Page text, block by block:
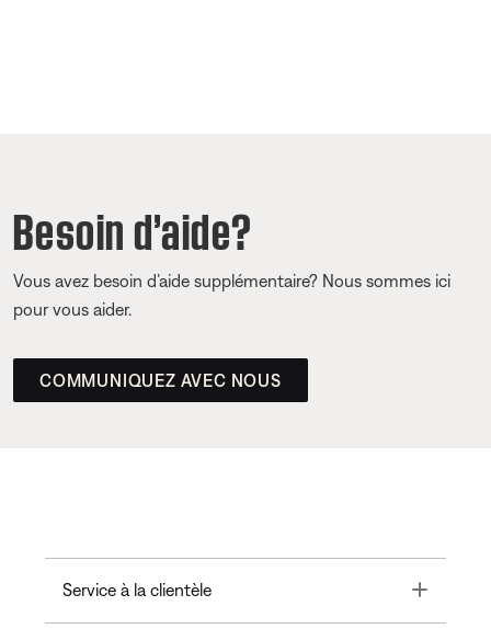
Besoin d’aide?
Vous avez besoin d’aide supplémentaire? Nous sommes ici
pour vous aider.
COMMUNIQUEZ AVEC NOUS
Service à la clientèle Toggle